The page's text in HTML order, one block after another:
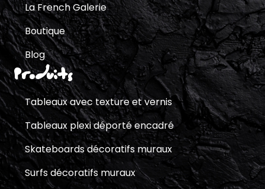
La French Galerie
Boutique
Blog
Produits
Tableaux avec texture et vernis
Tableaux plexi déporté encadré
Skateboards décoratifs muraux
Surfs décoratifs muraux